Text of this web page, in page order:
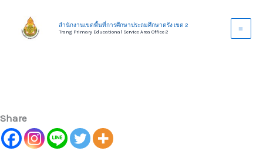
content
สำนักงานเขตพื้นที่การศึกษาประถมศึกษาตรัง เขต 2
Trang Primary Educational Service Area Office 2
Share